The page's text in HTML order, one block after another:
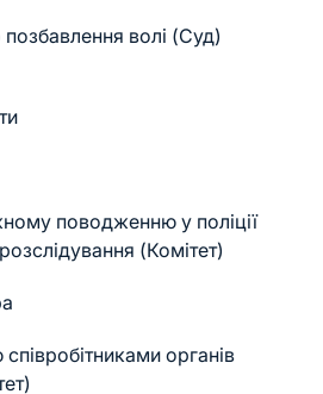
волі (Суд)
поводженню у поліції
(Комітет)
органів